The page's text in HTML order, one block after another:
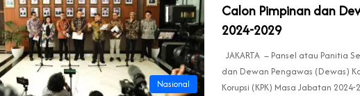
Nasional
Calon Pimpinan dan
2024-2029
JAKARTA – Pansel atau Panitia
dan Dewan Pengawas (Dewas)
Korupsi (KPK) Masa Jabatan